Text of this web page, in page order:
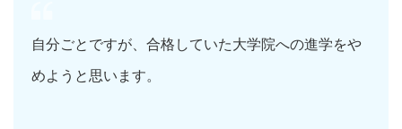
自分ごとですが、合格していた大学院への進学をや
めようと思います。